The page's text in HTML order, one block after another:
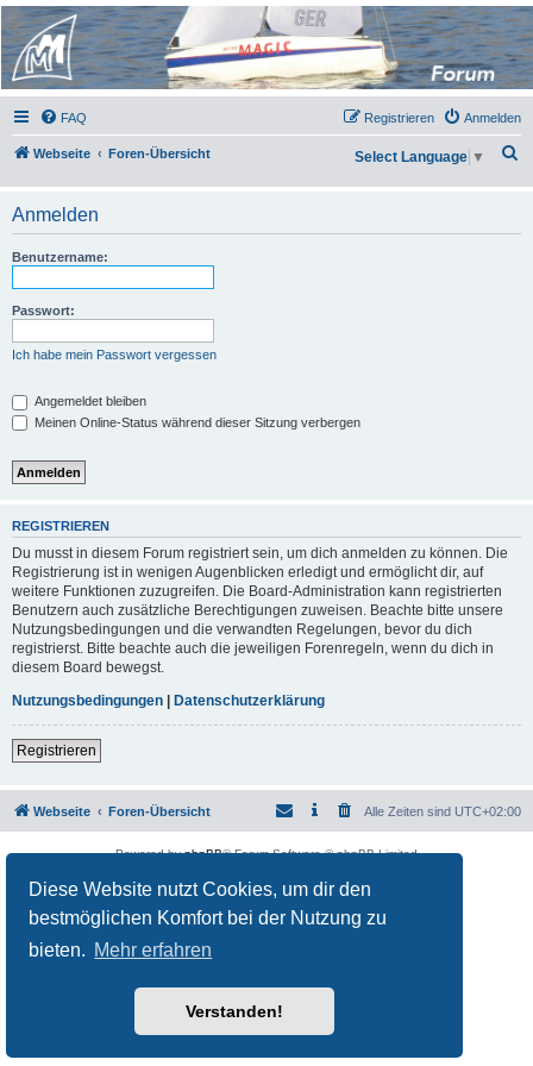
Diese Website nutzt Cookies, um dir den
bestmöglichen Komfort bei der Nutzung zu
bieten. Mehr erfahren
Verstanden!
Micro Magic Forum
Deutschland
FAQ Anmelden
Registrieren
Webseite Foren-Übersicht
h
Select Language ▼
Anmelden
Benutzername:
Passwort:
Ich habe mein Passwort vergessen
Angemeldet bleiben
Meinen Online-Status während dieser Sitzung verbergen
REGISTRIEREN
Du musst in diesem Forum registriert sein, um dich anmelden zu können. Die
Registrierung ist in wenigen Augenblicken erledigt und ermöglicht dir, auf
weitere Funktionen zuzugreifen. Die Board-Administration kann registrierten
Benutzern auch zusätzliche Berechtigungen zuweisen. Beachte bitte unsere
Nutzungsbedingungen und die verwandten Regelungen, bevor du dich
registrierst. Bitte beachte auch die jeweiligen Forenregeln, wenn du dich in
diesem Board bewegst.
Nutzungsbedingungen
Datenschutzerklärung
Registrieren
Webseite Foren-Übersicht Alle Zeiten sind UTC+02:00
Powered byphpBB® Forum Software © phpBB Limited
Datenschutz|Nutzungsbedingungen